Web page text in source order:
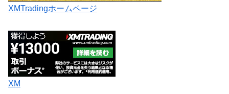
XMTradingホームページ
XM